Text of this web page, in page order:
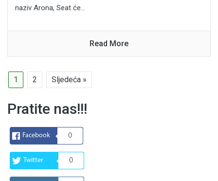
naziv Arona, Seat će...
Read More
1 2 Sljedeća »
Pratite nas!!!
Facebook 0
Twitter 0